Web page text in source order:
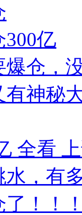
亿
爆仓，
神秘
全看
水，有
了！！